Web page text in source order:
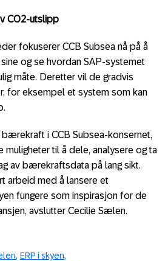
CO2-utslipp
fokuserer CCB Subsea nå på å
og se hvordan SAP-systemet
måte. Deretter vil de gradvis
for eksempel et system som kan
i CCB Subsea-konsernet,
muligheter til å dele, analysere og ta
av bærekraftsdata på lang sikt.
arbeid med å lansere et
fungere som inspirasjon for de
avslutter Cecilie Sælen.
ERP i skyen